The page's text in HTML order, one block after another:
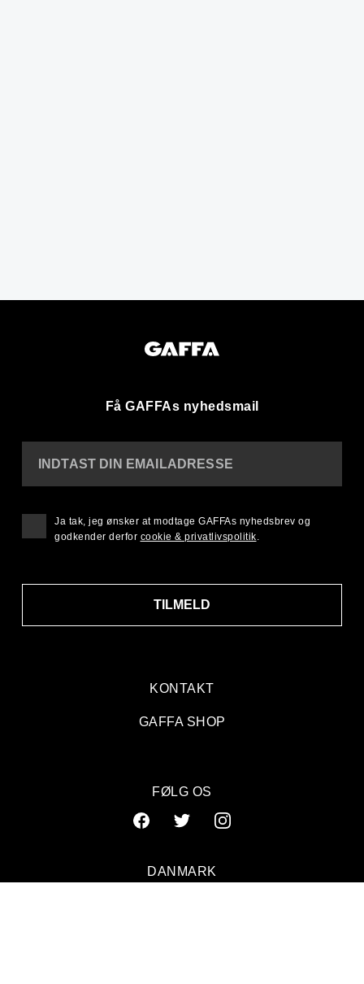
Få GAFFAs nyhedsmail
KONTAKT
GAFFA SHOP
INDTAST DIN EMAILADRESSE
TILMELD
Ja tak, jeg ønsker at modtage GAFFAs nyhedsbrev og
godkender derfor cookie & privatlivspolitik.
FØLG OS
DANMARK